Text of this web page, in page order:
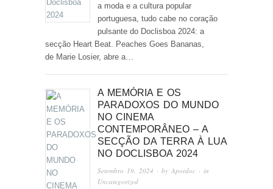
a moda e a cultura popular
portuguesa, tudo cabe no coração
pulsante do Doclisboa 2024: a
secção Heart Beat. Peaches Goes Bananas,
de Marie Losier, abre a…
A MEMÓRIA E OS
PARADOXOS DO MUNDO
NO CINEMA
CONTEMPORÂNEO – A
SECÇÃO DA TERRA À LUA
NO DOCLISBOA 2024
Setembro 19, 2024 · byApordoc · in
Uncategorized